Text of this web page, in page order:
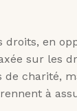
droits, en
sur les
de charité,
à